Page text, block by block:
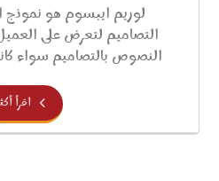
لوريم ايبسوم هو
التصاميم لتعرض على
النصوص بالتصاميم سواء
اقرأ